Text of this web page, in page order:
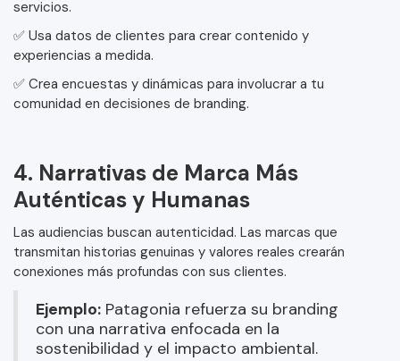
servicios.
✅ Usa datos de clientes para crear contenido y
experiencias a medida.
✅ Crea encuestas y dinámicas para involucrar a tu
comunidad en decisiones de branding.
4. Narrativas de Marca Más
Auténticas y Humanas
Las audiencias buscan autenticidad. Las marcas que
transmitan historias genuinas y valores reales crearán
conexiones más profundas con sus clientes.
Ejemplo: Patagonia refuerza su branding
con una narrativa enfocada en la
sostenibilidad y el impacto ambiental.